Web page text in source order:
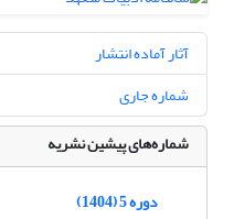
آثار آماده انتشار
شماره جاری
شماره‌های پیشین نشریه
دوره 5 (1404)